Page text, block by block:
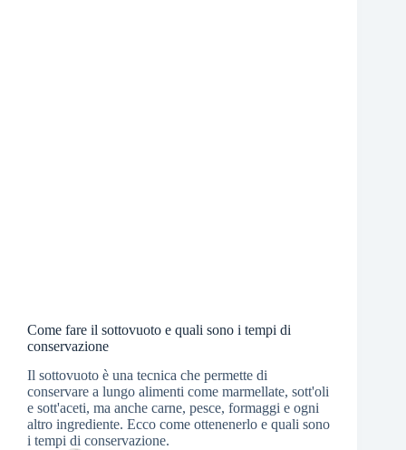
Come fare il sottovuoto e quali sono i tempi di
conservazione
Il sottovuoto è una tecnica che permette di
conservare a lungo alimenti come marmellate, sott'oli
e sott'aceti, ma anche carne, pesce, formaggi e ogni
altro ingrediente. Ecco come ottenenerlo e quali sono
i tempi di conservazione.